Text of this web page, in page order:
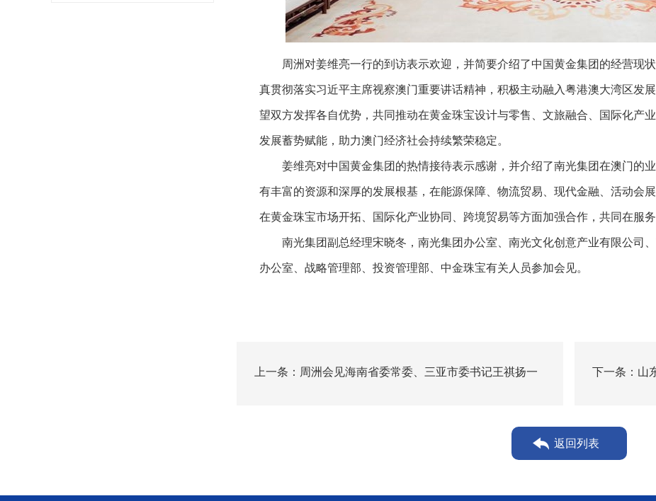
周洲对姜维亮一行的到访表示欢迎，并简要介绍了中国黄金集团的经营现
真贯彻落实习近平主席视察澳门重要讲话精神，积极主动融入粤港澳大湾区发
望双方发挥各自优势，共同推动在黄金珠宝设计与零售、文旅融合、国际化产
发展蓄势赋能，助力澳门经济社会持续繁荣稳定。
姜维亮对中国黄金集团的热情接待表示感谢，并介绍了南光集团在澳门的
有丰富的资源和深厚的发展根基，在能源保障、物流贸易、现代金融、活动会
在黄金珠宝市场开拓、国际化产业协同、跨境贸易等方面加强合作，共同在服
南光集团副总经理宋晓冬，南光集团办公室、南光文化创意产业有限公司
办公室、战略管理部、投资管理部、中金珠宝有关人员参加会见。
上一条：周洲会见海南省委常委、三亚市委书记王祺扬一 下一条：山
返回列表